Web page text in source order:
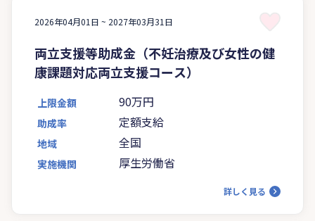
2026年04月01日 ~ 2027年03月31日
両立支援等助成金（不妊治療及び女性の健
康課題対応両立支援コース）
上限金額 90万円
助成率 定額支給
地域 全国
実施機関 厚生労働省
詳しく見る